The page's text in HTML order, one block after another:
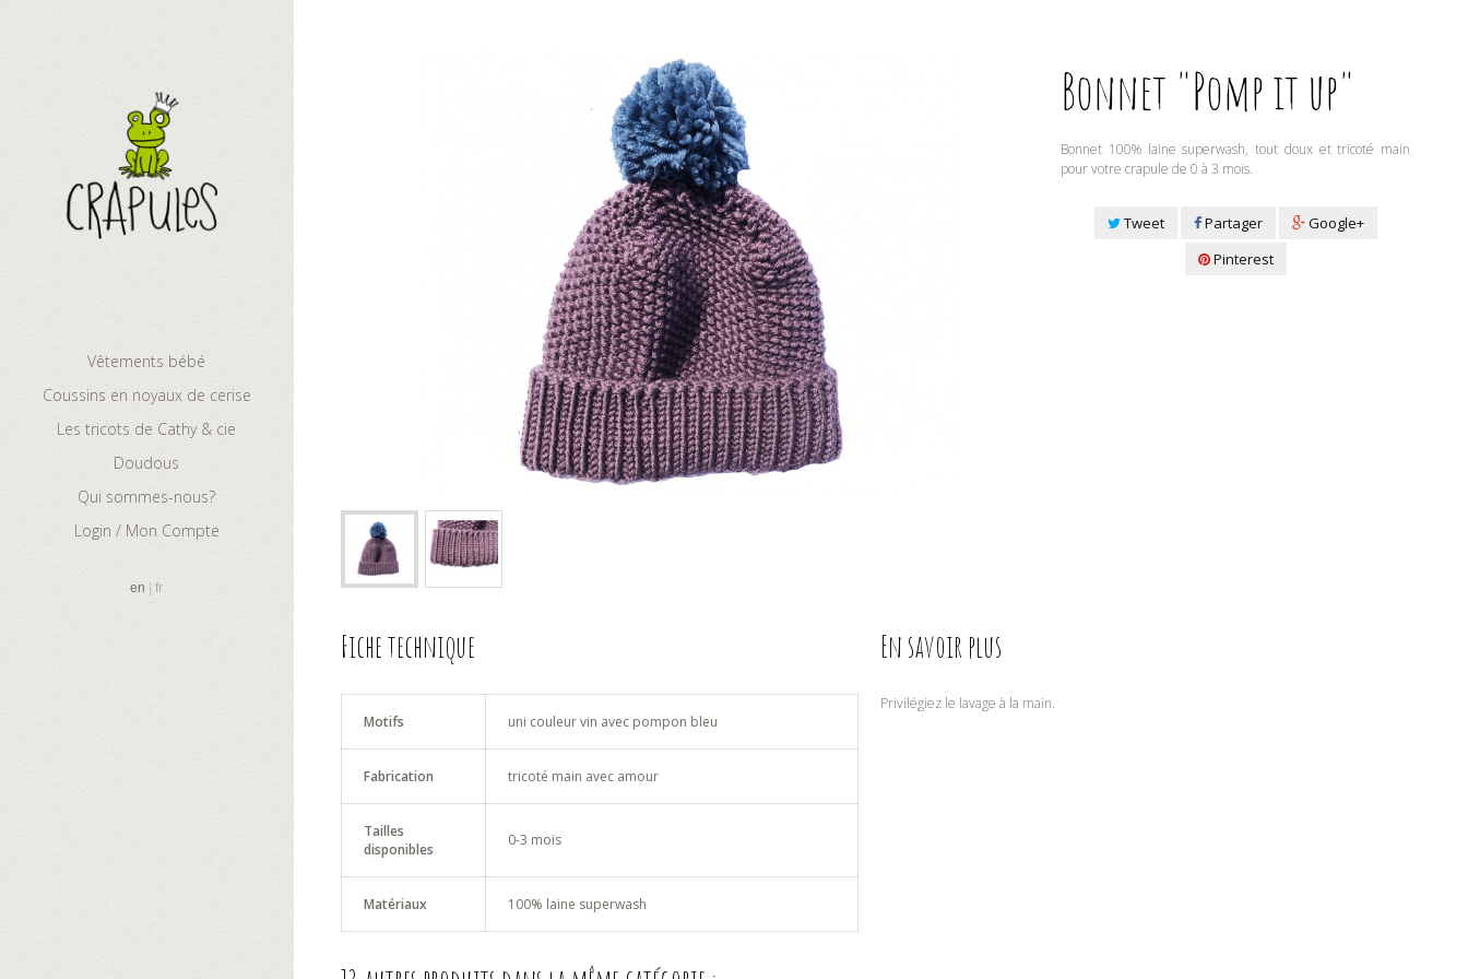
Vêtements bébé
Coussins en noyaux de cerise
Les tricots de Cathy & cie
Doudous
Qui sommes-nous?
Login / Mon Compte
en fr
Bonnets et écharpes Bonnet "Pomp it up"
Bonnet 100% laine superwash, tout doux et tricoté main
pour votre crapule de 0 à 3 mois.
Tweet Partager
Google+
Pinterest
Fiche technique
Motifs uni couleur vin avec pompon bleu
Fabrication tricoté main avec amour
Tailles
disponibles
0-3 mois
Matériaux 100% laine superwash
En savoir plus
Privilégiez le lavage à la main.